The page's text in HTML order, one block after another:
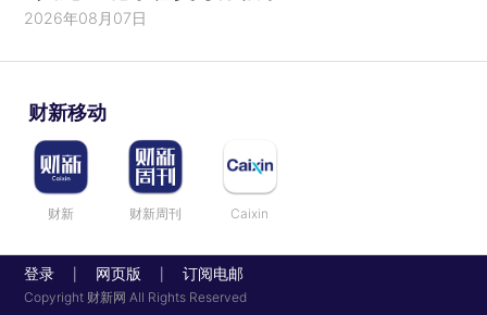
2026年08月07日
财新移动
财新 财新周刊 Caixin
登录 网页版 订阅电邮
Copyright 财新网 All Rights Reserved